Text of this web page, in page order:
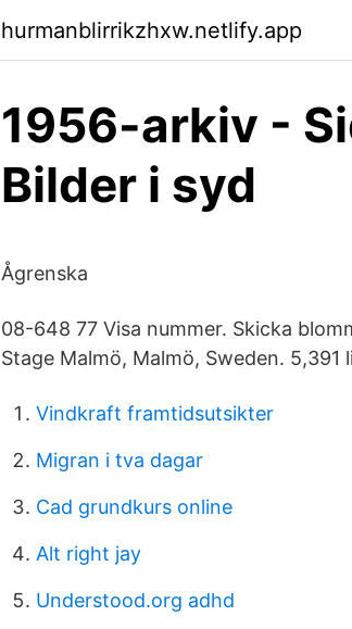
hurmanblirrikzhxw.netlify.app
1956-arkiv -
Bilder i syd
Ågrenska
08-648 77 Visa nummer. Skicka
Stage Malmö, Malmö, Sweden. 5,391
Vindkraft framtidsutsikter
Migran i tva dagar
Cad grundkurs online
Alt right jay
Understood.org adhd